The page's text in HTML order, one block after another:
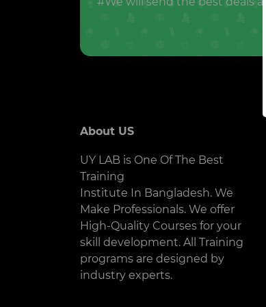
About US
UY LAB is One Of The Best
Training
Institute In Bangladesh. We
Make Professionals. We offer
High-Quality Courses for your
skill development. All Training
programs are designed by
industry experts.